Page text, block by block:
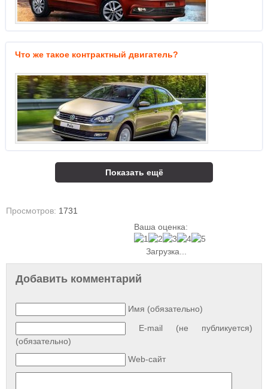
Что же такое контрактный двигатель?
Показать ещё
Просмотров: 1731
Ваша оценка:
Загрузка...
Добавить комментарий
Имя (обязательно)
E-mail (не публикуется)
(обязательно)
Web-сайт